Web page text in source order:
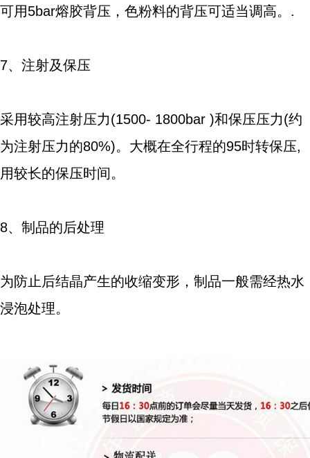
可用5bar熔胶背压，色粉料的背压可适当调高。.
7、注射及保压
采用较高注射压力(1500- 1800bar )和保压压力(约
为注射压力的80%)。大概在全行程的95时转保压,
用较长的保压时间。
8、制品的后处理
为防止后结晶产生的收缩变形，制品一般需经热水
浸泡处理。